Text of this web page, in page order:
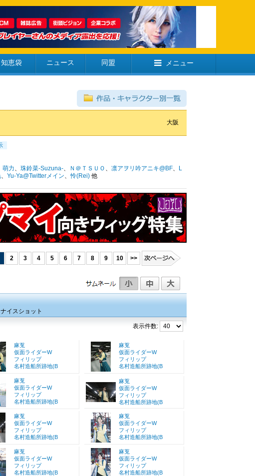
知恵袋 ニュース 同盟 メニュー
大阪
萌力、 珠鈴菜-Suzuna-、 Ｎ＠ＴＳＵＯ 、 凛アヲリ吟アニキ@BF、
L
、 Yu-Ya@Twitterメイン、怜(Rei) 他
2 3 4 5 6 7 8 9 10 >>
ナイスショット
表示件数:
麻莵
仮面ライダーW
フィリップ
名村造船所跡地(B
麻莵
仮面ライダーW
フィリップ
名村造船所跡地(B
麻莵
仮面ライダーW
フィリップ
名村造船所跡地(B
麻莵
仮面ライダーW
フィリップ
名村造船所跡地(B
麻莵
仮面ライダーW
フィリップ
名村造船所跡地(B
麻莵
仮面ライダーW
フィリップ
名村造船所跡地(B
麻莵
仮面ライダーW
フィリップ
名村造船所跡地(B
麻莵
仮面ライダーW
フィリップ
名村造船所跡地(B